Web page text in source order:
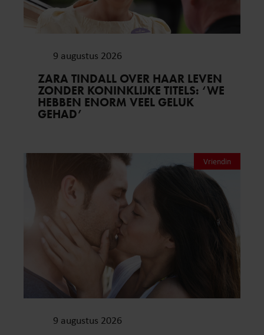
9 augustus 2026
ZARA TINDALL OVER HAAR LEVEN
ZONDER KONINKLIJKE TITELS: ‘WE
HEBBEN ENORM VEEL GELUK
GEHAD’
Vriendin
9 augustus 2026